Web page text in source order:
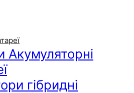
Акумуляторні
гібридні